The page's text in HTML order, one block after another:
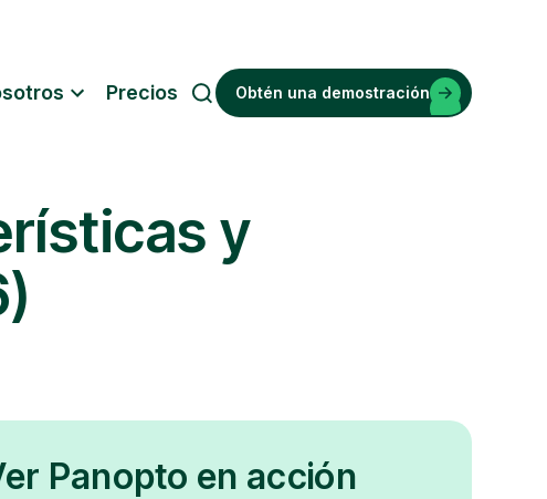
Precios
B
r
Obtén una demostración
y
Panopto en acción